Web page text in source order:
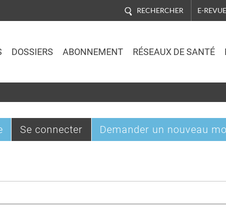
RECHERCHER E-
DOSSIERS ABONNEMENT RÉSEAUX DE SANTÉ
Se connecter (onglet
actif)
Demander un nouveau